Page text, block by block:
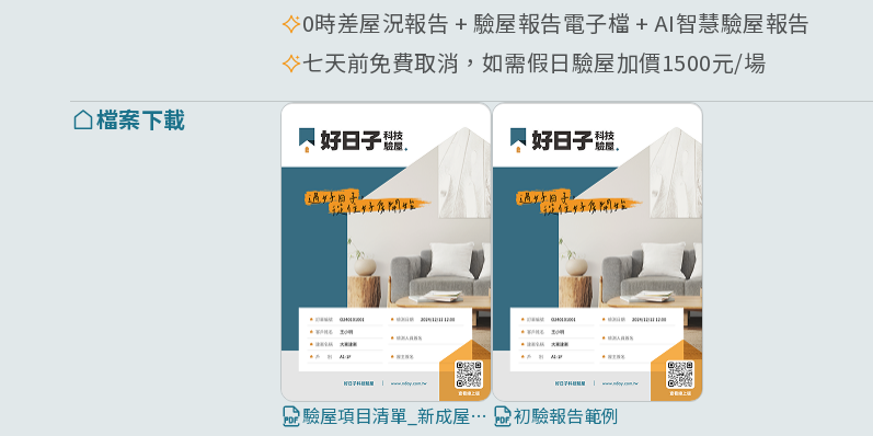
0時差屋況報告 + 驗屋報告電子檔 + AI智慧驗屋報告
七天前免費取消，如需假日驗屋加價1500元/場
檔案下載
驗屋項目清單_新成屋8大屋況全面檢測 初驗報告範例